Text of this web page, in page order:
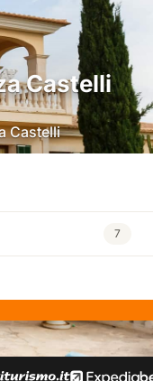
Castelli
Castelli
7